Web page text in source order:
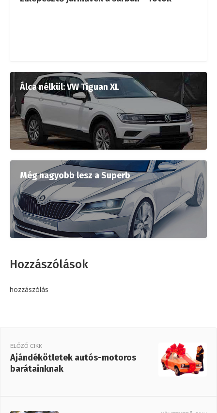
Álca nélkül: VW Tiguan XL
Még nagyobb lesz a Superb
Hozzászólások
hozzászólás
ELŐZŐ CIKK
Ajándékötletek autós-motoros
barátainknak